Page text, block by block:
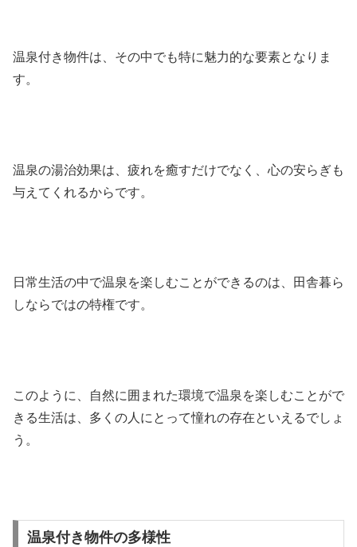
温泉付き物件は、その中でも特に魅力的な要素となりま
す。
温泉の湯治効果は、疲れを癒すだけでなく、心の安らぎも
与えてくれるからです。
日常生活の中で温泉を楽しむことができるのは、田舎暮ら
しならではの特権です。
このように、自然に囲まれた環境で温泉を楽しむことがで
きる生活は、多くの人にとって憧れの存在といえるでしょ
う。
温泉付き物件の多様性